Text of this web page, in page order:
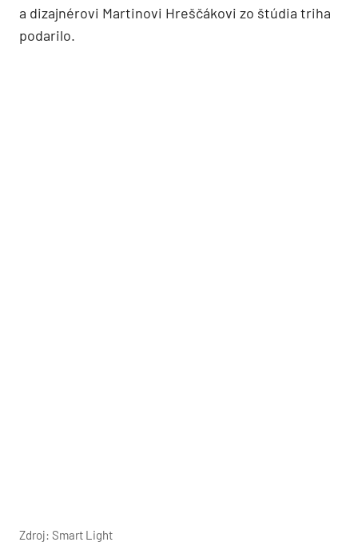
a dizajnérovi Martinovi Hreščákovi zo štúdia triha
podarilo.
Zdroj: Smart Light